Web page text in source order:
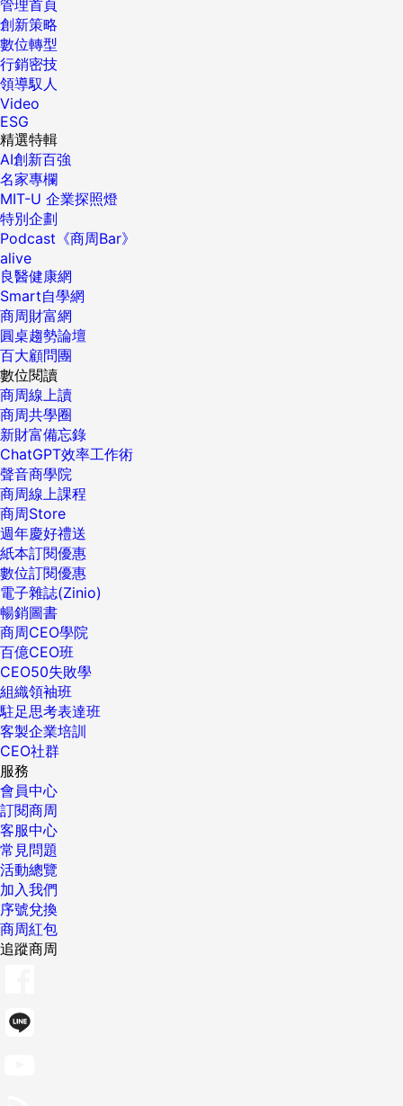
管理首頁
創新策略
數位轉型
行銷密技
領導馭人
Video
ESG
精選特輯
AI創新百強
名家專欄
MIT-U 企業探照燈
特別企劃
Podcast《商周Bar》
alive
良醫健康網
Smart自學網
商周財富網
圓桌趨勢論壇
百大顧問團
數位閱讀
商周線上讀
商周共學圈
新財富備忘錄
ChatGPT效率工作術
聲音商學院
商周線上課程
商周Store
週年慶好禮送
紙本訂閱優惠
數位訂閱優惠
電子雜誌(Zinio)
暢銷圖書
商周CEO學院
百億CEO班
CEO50失敗學
組織領袖班
駐足思考表達班
客製企業培訓
CEO社群
服務
會員中心
訂閱商周
客服中心
常見問題
活動總覽
加入我們
序號兌換
商周紅包
追蹤商周